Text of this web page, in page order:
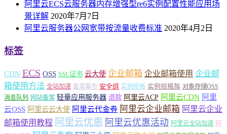
阿里云ECS云服务器内存增强型re6实例配置性能应用场
景详解 2020年7月7日
阿里云服务器公网宽带按流量收费标准 2020年4月2日
标签
CDN ECS OSS SSL证书 云大使 企业邮箱 企业邮箱使用 企业邮
箱使用方法 全站加速 备案幕布 安全组 实例规格 实例规格族 对象存储OSS
消息队列
网站备案 轻量应用服务器 退款 阿里云ACP 阿里云CDN 阿里
云OSS 阿里云云大使 阿里云代金券 阿里云企业邮箱 阿里云企业
邮箱使用教程 阿里云优惠 阿里云优惠活动 阿里云全站加速 阿